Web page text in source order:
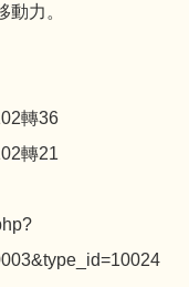
力。
轉36
轉21